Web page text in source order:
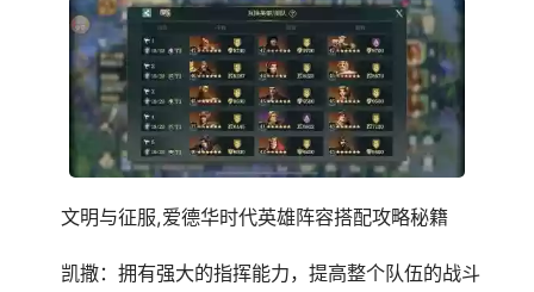
文明与征服,爱德华时代英雄阵容搭配攻略秘籍
凯撒：拥有强大的指挥能力，提高整个队伍的战斗